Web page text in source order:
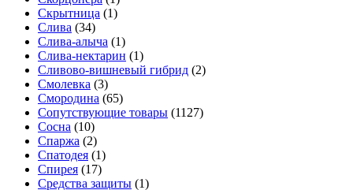
Скрытница (1)
Слива (34)
Слива-алыча (1)
Слива-нектарин (1)
Сливово-вишневый гибрид (2)
Смолевка (3)
Смородина (65)
Сопутствующие товары (1127)
Сосна (10)
Спаржа (2)
Спатодея (1)
Спирея (17)
Средства защиты (1)